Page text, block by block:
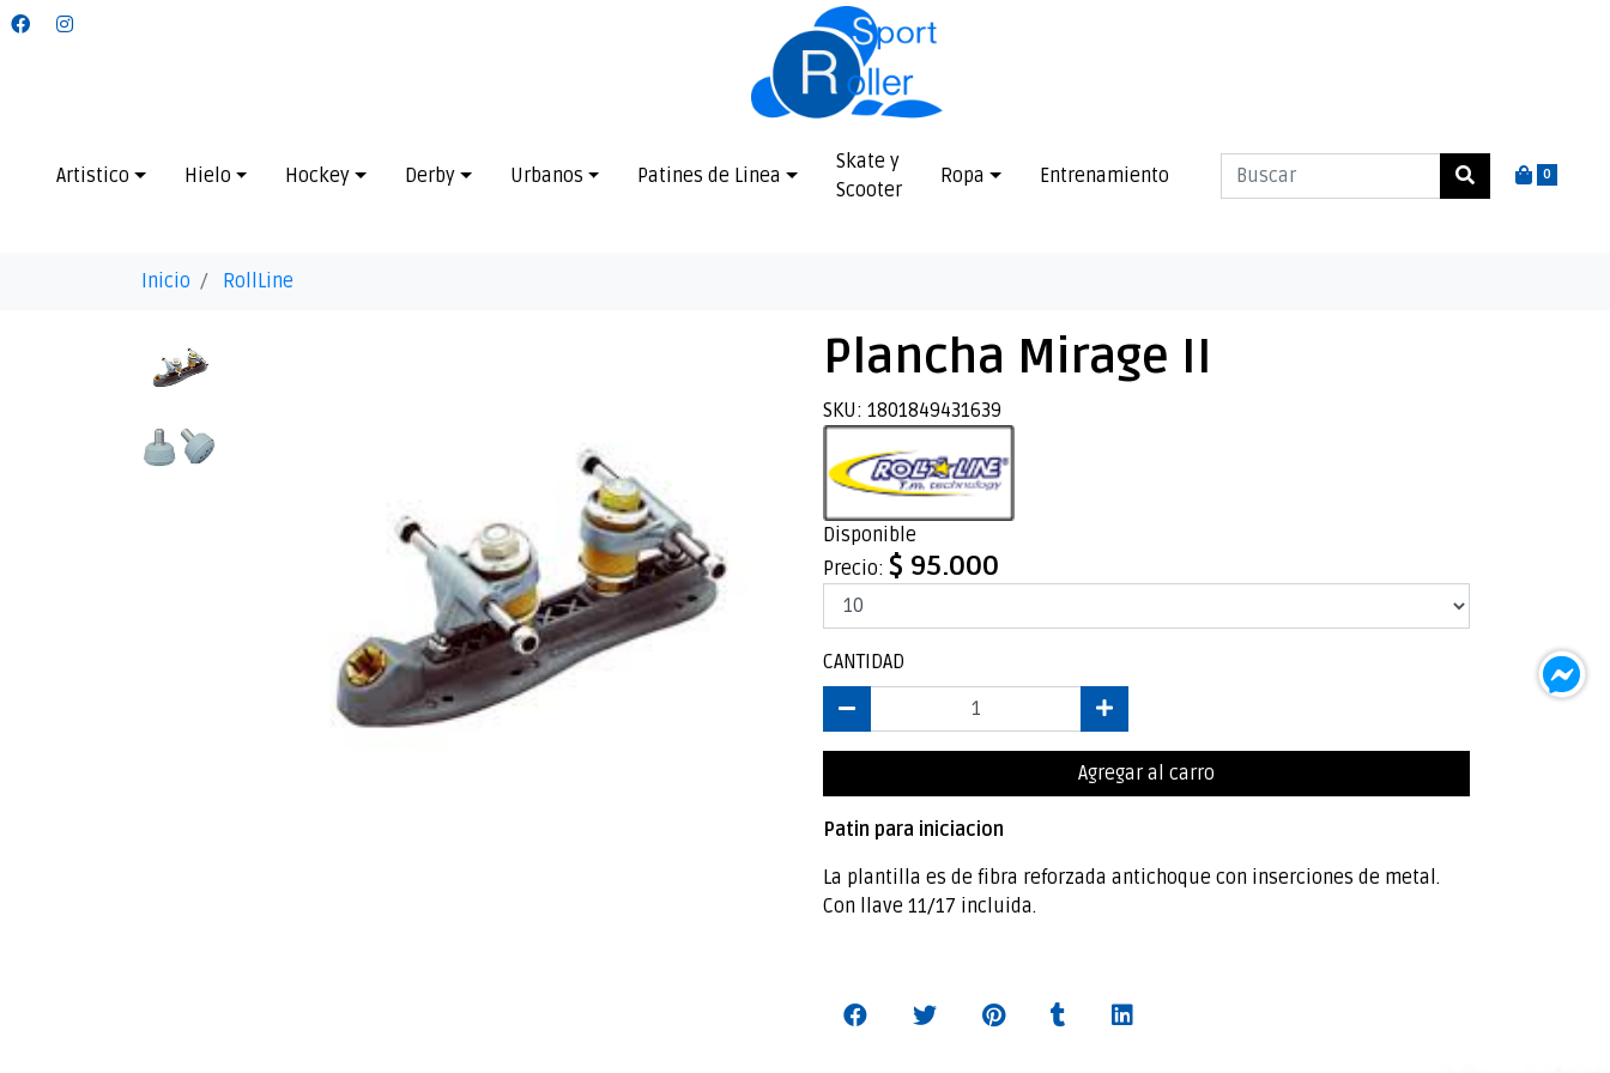
0
Artistico Hielo Hockey Derby Urbanos Patines de Linea
Skate y
Scooter
Ropa Entrenamiento
Inicio RollLine
Plancha Mirage II
SKU: 1801849431639
Disponible
Precio: $ 95.000
CANTIDAD
Agregar al carro
Patin para iniciacion
La plantilla es de fibra reforzada antichoque con inserciones de metal.
Con llave 11/17 incluida.